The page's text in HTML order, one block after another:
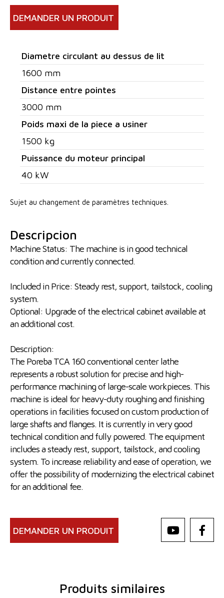
DEMANDER UN PRODUIT
Diametre circulant au dessus de lit
1600 mm
Distance entre pointes
3000 mm
Poids maxi de la piece a usiner
1500 kg
Puissance du moteur principal
40 kW
Sujet au changement de paramètres techniques.
Descripcion
Machine Status: The machine is in good technical
condition and currently connected.
Included in Price: Steady rest, support, tailstock, cooling
system.
Optional: Upgrade of the electrical cabinet available at
an additional cost.
Description:
The Poreba TCA 160 conventional center lathe
represents a robust solution for precise and high-
performance machining of large-scale workpieces. This
machine is ideal for heavy-duty roughing and finishing
operations in facilities focused on custom production of
large shafts and flanges. It is currently in very good
technical condition and fully powered. The equipment
includes a steady rest, support, tailstock, and cooling
system. To increase reliability and ease of operation, we
offer the possibility of modernizing the electrical cabinet
for an additional fee.
DEMANDER UN PRODUIT
Produits similaires